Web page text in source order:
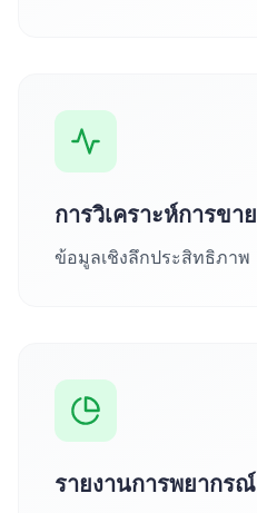
การวิเคราะห์การขาย
ข้อมูลเชิงลึกประสิทธิภาพ
รายงานการพยากรณ์